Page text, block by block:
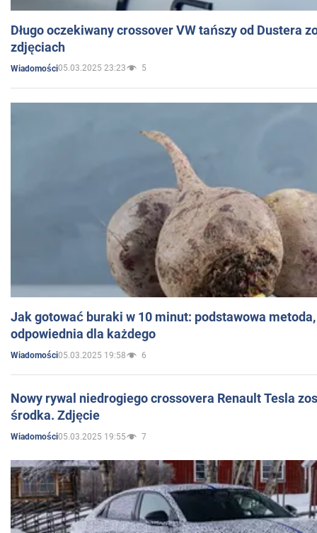
Długo oczekiwany crossover VW tańszy od Dustera
zdjęciach
Wiadomości05.03.2025 23:23 5
Jak gotować buraki w 10 minut: podstawowa
odpowiednia dla każdego
Wiadomości05.03.2025 19:58 6
Nowy rywal niedrogiego crossovera Renault Tesla
środka. Zdjęcie
Wiadomości05.03.2025 19:55 7